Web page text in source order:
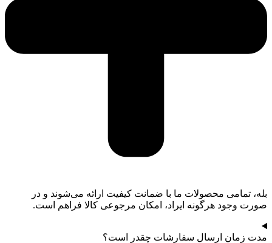
بله، تمامی محصولات ما با ضمانت کیفیت ارائه می‌شوند و در
صورت وجود هرگونه ایراد، امکان مرجوعی کالا فراهم است.
مدت زمان ارسال سفارشات چقدر است؟